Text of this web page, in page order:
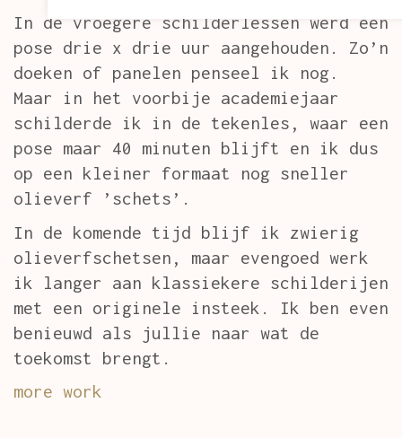
In de vroegere schilderlessen werd een
pose drie x drie uur aangehouden. Zo’n
doeken of panelen penseel ik nog.
Maar in het voorbije academiejaar
schilderde ik in de tekenles, waar een
pose maar 40 minuten blijft en ik dus
op een kleiner formaat nog sneller
olieverf ’schets’.
In de komende tijd blijf ik zwierig
olieverfschetsen, maar evengoed werk
ik langer aan klassiekere schilderijen
met een originele insteek. Ik ben even
benieuwd als jullie naar wat de
toekomst brengt.
more work